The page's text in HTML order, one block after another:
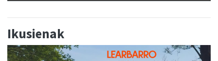
Ikusienak